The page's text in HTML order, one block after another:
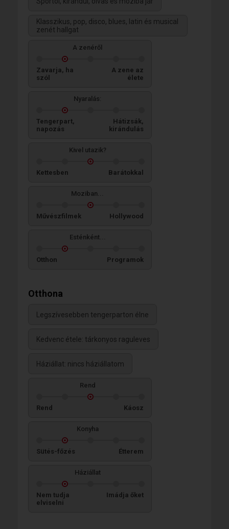
Klasszikus, pop, disco, blues, latin és musical
zenét hallgat
A zenéről
Zavarja, ha
szól
A zene az
élete
Nyaralás:
Tengerpart,
napozás
Hátizsák,
kirándulás
Kivel utazik?
Kettesben Barátokkal
Moziban...
Művészfilmek Hollywood
Esténként...
Otthon Programok
Otthona
Legszívesebben tengerparton élne
Kedvenc étele: tárkonyos raguleves
Háziállat: nincs háziállatom
Rend
Rend Káosz
Konyha
Sütés-főzés Étterem
Háziállat
Nem tudja
elviselni
Imádja őket